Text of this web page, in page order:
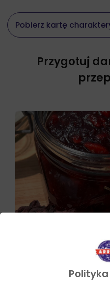
Pobierz kartę
Przygotuj